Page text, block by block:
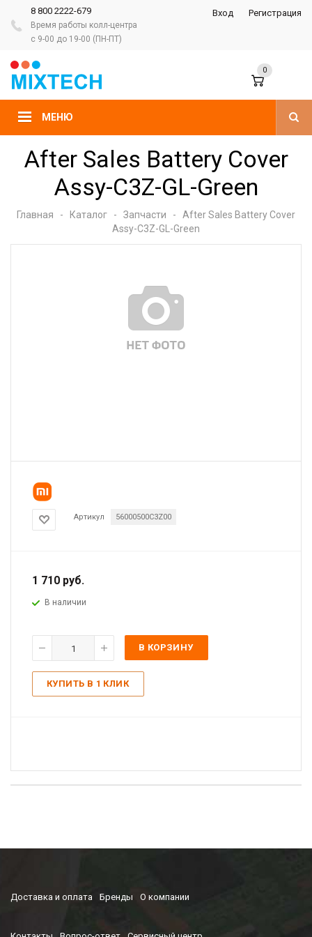
8 800 2222-679
Время работы колл-центра
с 9-00 до 19-00 (ПН-ПТ)
Вход Регистрация
МЕНЮ
0
After Sales Battery Cover
Assy-C3Z-GL-Green
Главная - Каталог - Запчасти -
After Sales Battery Cover
Assy-C3Z-GL-Green
Артикул 56000500C3Z00
1 710 руб.
В наличии
В КОРЗИНУ
КУПИТЬ В 1 КЛИК
Доставка и оплата Бренды О компании